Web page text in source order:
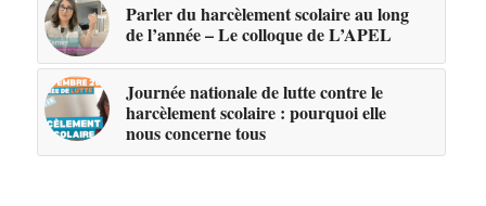
Parler du harcèlement scolaire au long
de l’année – Le colloque de L’APEL
Journée nationale de lutte contre le
harcèlement scolaire : pourquoi elle
nous concerne tous